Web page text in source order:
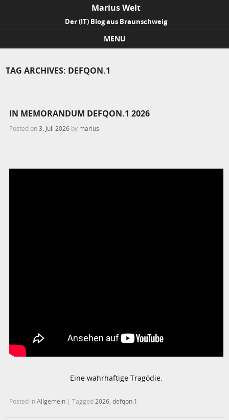
Marius Welt
Der (IT) Blog aus Braunschweig
MENU
TAG ARCHIVES: DEFQON.1
IN MEMORANDUM DEFQON.1 2026
Posted on3. Juli 2026 by marius
Eine wahrhaftige Tragödie.
Posted inAllgemein |Tagged 2026 ,defqon.1